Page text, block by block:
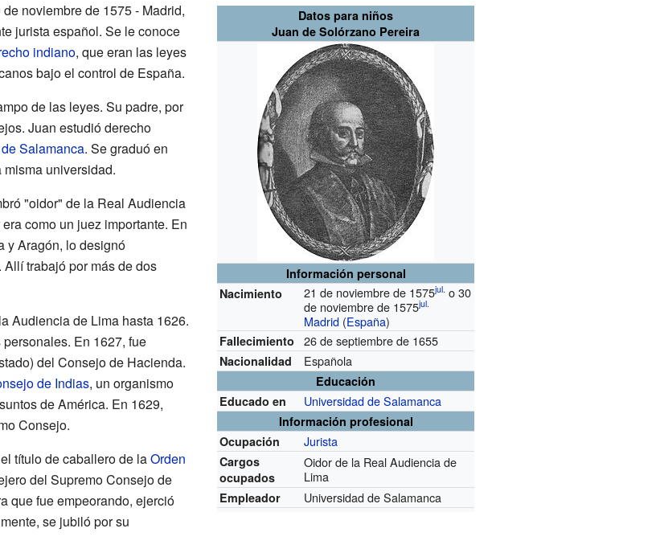
Datos para niños
Juan de Solórzano Pereira
Información personal
Nacimiento
21 de noviembre de 1575jul. o 30
de noviembre de 1575jul.
Madrid (España)
Fallecimiento 26 de septiembre de 1655
Nacionalidad Española
Educación
Educado en
Universidad de Salamanca
Información profesional
Ocupación
Jurista
Cargos
ocupados
Oidor de la Real Audiencia de
Lima
Empleador Universidad de Salamanca
noviembre de 1575 - Madrid,
jurista español. Se le conoce
indiano, que eran las leyes
bajo el control de España.
de las leyes. Su padre, por
Juan estudió derecho
Salamanca. Se graduó en
universidad.
"oidor" de la Real Audiencia
como un juez importante. En
y Aragón, lo designó
trabajó por más de dos
Audiencia de Lima hasta 1626.
En 1627, fue
del Consejo de Hacienda.
de Indias, un organismo
de América. En 1629,
Consejo.
título de caballero de laOrden
del Supremo Consejo de
que fue empeorando, ejerció
se jubiló por su